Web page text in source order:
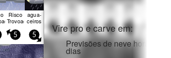
Risco
Trovoada
agua­
ceiros
5 5
Vire pro e carve em:
Previsões de neve horárias e
dias